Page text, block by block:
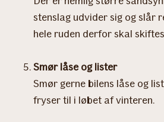
stenslag udvider sig og slår
hele ruden derfor skal
Smør låse og lister
Smør gerne bilens låse og
fryser til i løbet af vinteren.